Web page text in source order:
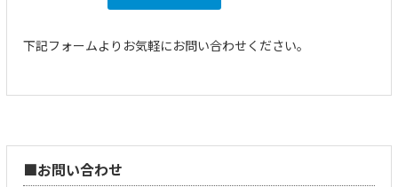
下記フォームよりお気軽にお問い合わせください。
■お問い合わせ